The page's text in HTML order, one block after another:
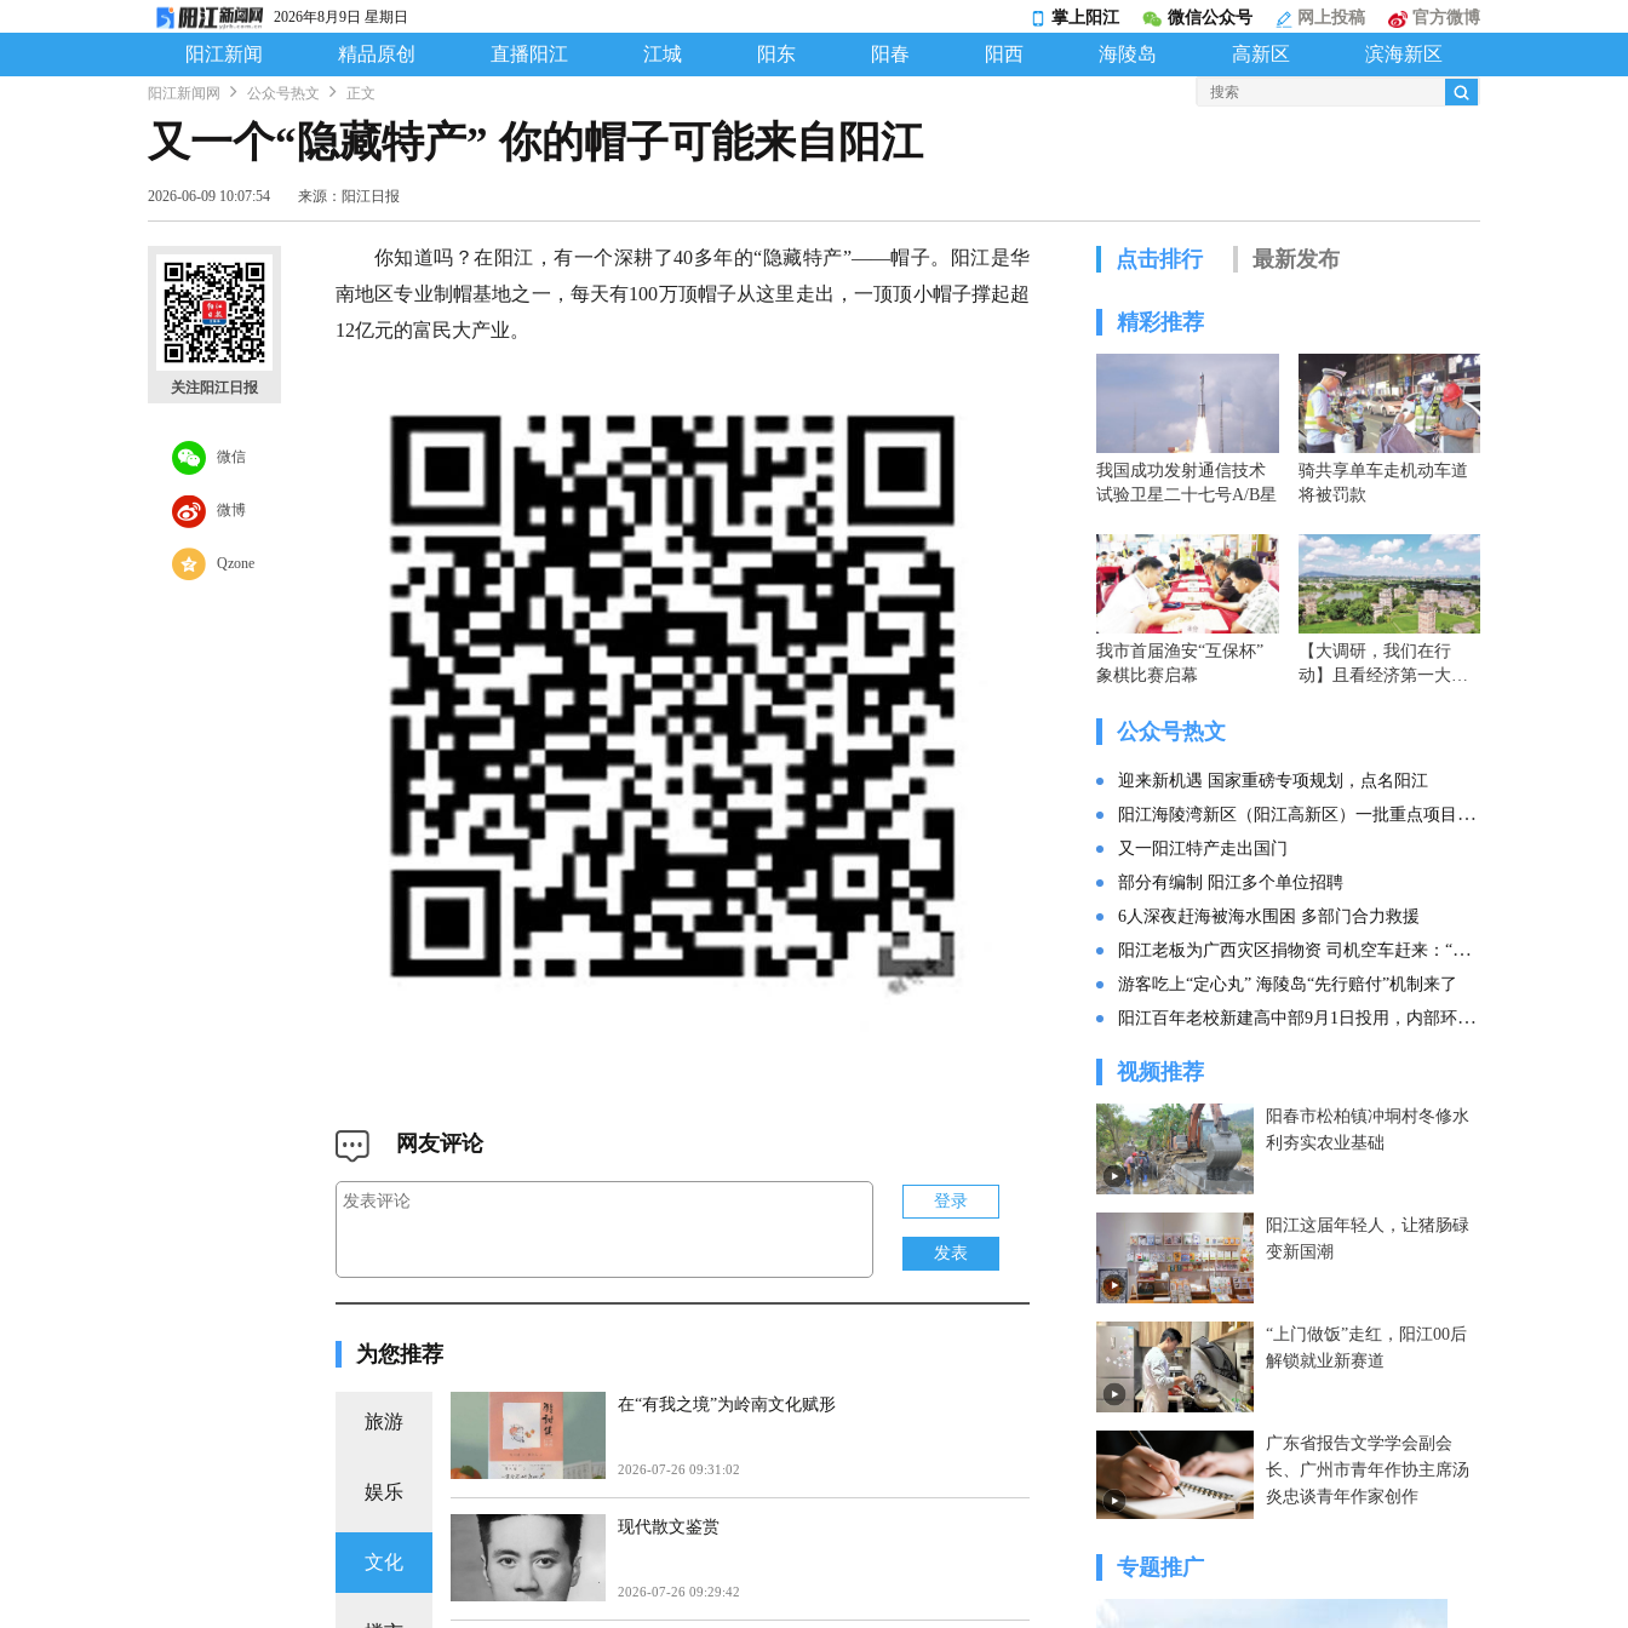
2026年8月9日 星期日 掌上阳江 微信公众号 网上投稿 官方微博
阳江新闻 精品原创 直播阳江 江城 阳东 阳春 阳西 海陵岛 高新区 滨海新区
阳江新闻网 公众号热文 正文
又一个“隐藏特产” 你的帽子可能来自阳江
2026-06-09 10:07:54 来源：阳江日报
关注阳江日报
微信
微博
Qzone
你知道吗？在阳江，有一个深耕了40多年的“隐藏特产”——帽子。阳江是华
南地区专业制帽基地之一，每天有100万顶帽子从这里走出，一顶顶小帽子撑起超
12亿元的富民大产业。
网友评论
登录
发表
为您推荐
旅游
娱乐
文化
在“有我之境”为岭南文化赋形
2026-07-26 09:31:02
现代散文鉴赏
2026-07-26 09:29:42
点击排行 最新发布
精彩推荐
我国成功发射通信技术
试验卫星二十七号A/B星
骑共享单车走机动车道
将被罚款
我市首届渔安“互保杯”
象棋比赛启幕
【大调研，我们在行
动】且看经济第一大省
公众号热文
迎来新机遇 国家重磅专项规划，点名阳江
阳江海陵湾新区（阳江高新区）一批重点项目集中投产
又一阳江特产走出国门
部分有编制 阳江多个单位招聘
6人深夜赶海被海水围困 多部门合力救援
阳江老板为广西灾区捐物资 司机空车赶来：“免费拉！”
游客吃上“定心丸” 海陵岛“先行赔付”机制来了
阳江百年老校新建高中部9月1日投用，内部环境曝光
视频推荐
阳春市松柏镇冲垌村冬修水
利夯实农业基础
阳江这届年轻人，让猪肠碌
变新国潮
“上门做饭”走红，阳江00后
解锁就业新赛道
广东省报告文学学会副会
长、广州市青年作协主席汤
炎忠谈青年作家创作
专题推广